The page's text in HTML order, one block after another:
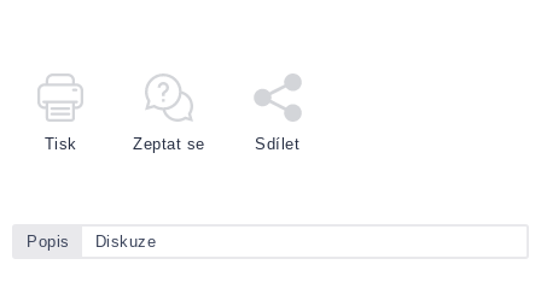
Tisk Zeptat se Sdílet
Popis Diskuze